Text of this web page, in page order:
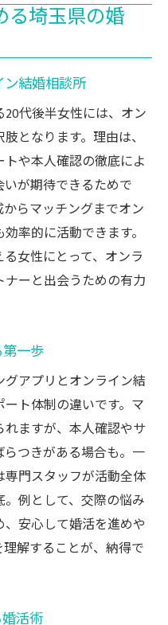
る埼玉県の婚
結婚相談所
代後半女性には、オン
となります。理由は、
や本人確認の徹底によ
が期待できるためで
らマッチングまでオン
率的に活動できます。
女性にとって、オンラ
ーと出会うための有力
一歩
アプリとオンライン結
ト体制の違いです。マ
ますが、本人確認やサ
つきがある場合も。一
門スタッフが活動全体
例として、交際の悩み
安心して婚活を進めや
解することが、納得で
活術